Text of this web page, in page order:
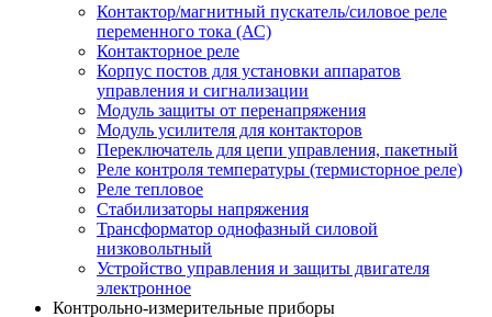
Контактор/магнитный пускатель/силовое реле
переменного тока (АС)
Контакторное реле
Корпус постов для установки аппаратов
управления и сигнализации
Модуль защиты от перенапряжения
Модуль усилителя для контакторов
Переключатель для цепи управления, пакетный
Реле контроля температуры (термисторное реле)
Реле тепловое
Стабилизаторы напряжения
Трансформатор однофазный силовой
низковольтный
Устройство управления и защиты двигателя
электронное
Контрольно-измерительные приборы